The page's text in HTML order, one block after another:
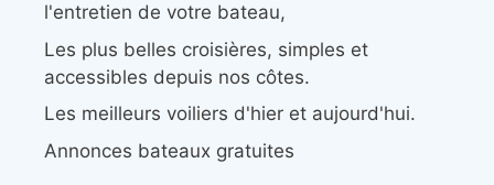
l'entretien de votre bateau,
Les plus belles croisières, simples et
accessibles depuis nos côtes.
Les meilleurs voiliers d'hier et aujourd'hui.
Annonces bateaux gratuites